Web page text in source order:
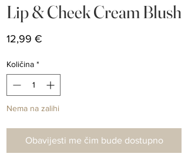
Lip & Cheek Cream Blush
12,99 €
Količina *
Nema na zalihi
Obavijesti me čim bude dostupno